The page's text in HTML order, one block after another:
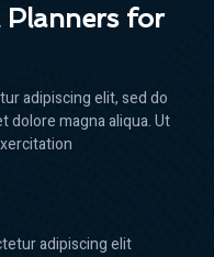
Planners for
adipiscing elit, sed do
dolore magna aliqua. Ut
adipiscing elit